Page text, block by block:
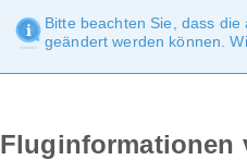
Bitte beachten Sie, dass
geändert werden können.
Fluginformationen